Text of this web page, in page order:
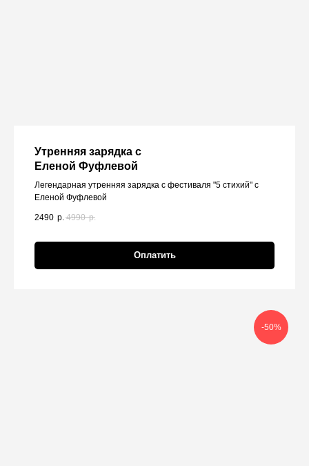
Утренняя зарядка с
Еленой Фуфлевой
Легендарная утренняя зарядка с фестиваля "5 стихий" с
Еленой Фуфлевой
2490 р. 4990 р.
Оплатить
-50%